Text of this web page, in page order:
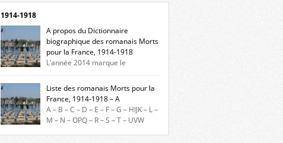
1914-1918
A propos du Dictionnaire
biographique des romanais Morts
pour la France, 1914-1918
L’année 2014 marque le
centenaire du début de la Première Guerre
Mondiale et ce dictionnaire biographique veut
rendre hommage aux romanais Morts pour la
France durant ce conflit. La base de cette
recherche historique est constituée des noms
gravés sur les plaques commémoratives de
l’Hôtel de Ville, du lycée du Dauphiné et du lycée
Liste des romanais Morts pour la
France, 1914-1918 – A
A – B – C – D – E – F – G – HIJK – L –
M – N – OPQ – R – S – T – UVW